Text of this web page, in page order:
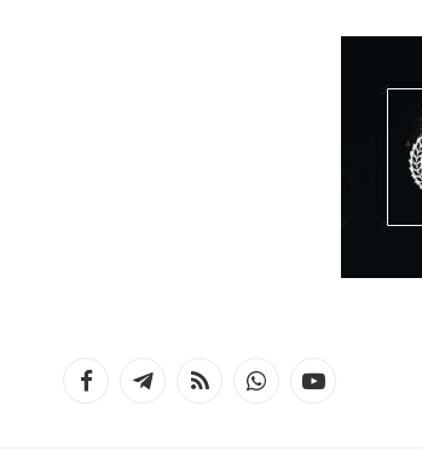
FacebookTelegramRSS WhatsAppYouTube